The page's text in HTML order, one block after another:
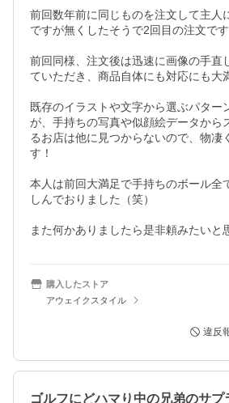
前回数年前に同じものを注文して主人
ですが無くしたそうで2回目の注文です
前回同様、注文後は迅速に画像の手直
ていただき、商品自体にも対応にも大
既存のイラストや文字から選ぶパター
が、手持ちの写真や似顔絵データから
るお店は他に見つからないので、物凄
す！
本人は前回大満足で手持ちのボール全
しんでおりました（笑）
また何かありましたら是非頼みたいと
購入したストア
アウェイクスタイル
違反